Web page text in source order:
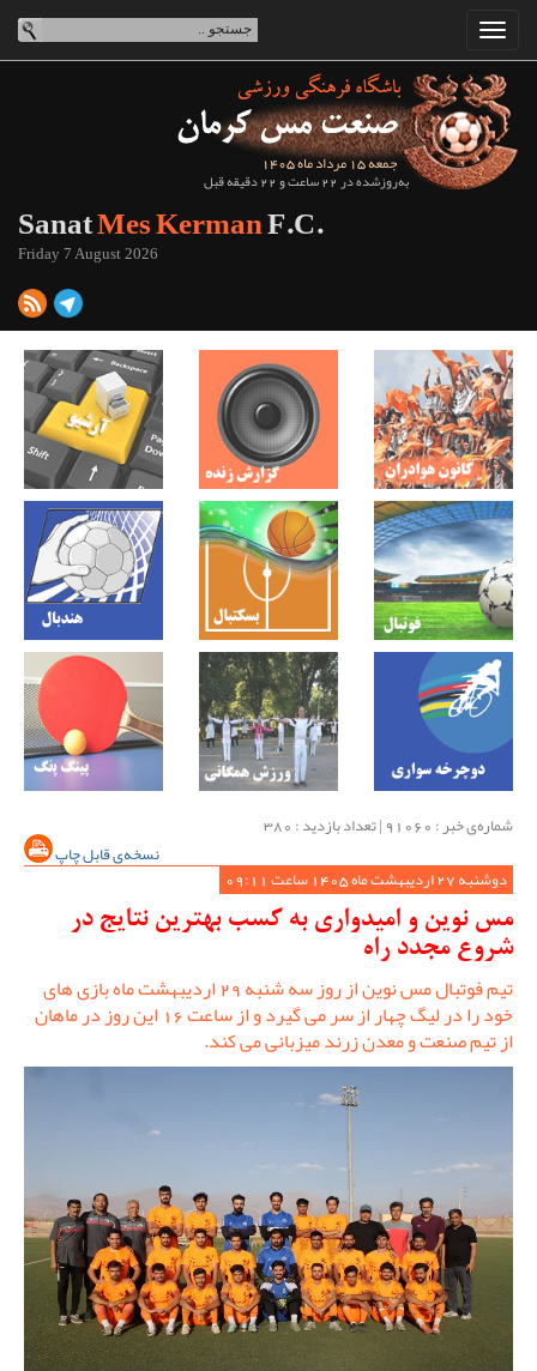
جمعه 15 مرداد ماه 1405
به‌روزشده در 22 ساعت و 22 دقیقه قبل
SanatMes KermanF.C.
Friday 7 August 2026
شماره‌ی خبر : ‌91060 | تعداد بازدید : 380
نسخه‌ی قابل چاپ
دوشنبه 27 اردیبهشت ماه 1405 ساعت 09:11
مس نوین و امیدواری به کسب بهترین نتایج در
شروع مجدد راه
تیم فوتبال مس نوین از روز سه شنبه 29 اردیبهشت ماه بازی های
خود را در لیگ چهار از سر می گیرد و از ساعت 16 این روز در ماهان
از تیم صنعت و معدن زرند میزبانی می کند.